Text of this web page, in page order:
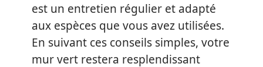
est un entretien régulier et adapté
aux espèces que vous avez utilisées.
En suivant ces conseils simples, votre
mur vert restera resplendissant